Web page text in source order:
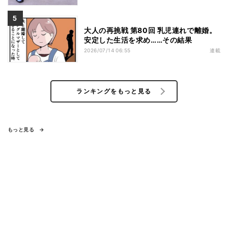
大人の再挑戦 第80回 乳児連れで離婚。
安定した生活を求め……その結果
2026/07/14 06:55 連載
ランキングをもっと見る
もっと見る